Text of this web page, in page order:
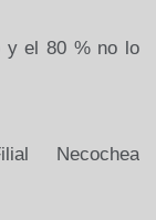
y el 80 % no lo
Necochea